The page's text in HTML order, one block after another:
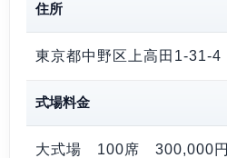
住所
東京都中野区上高田1-31-4
式場料金
大式場 100席 300,000円